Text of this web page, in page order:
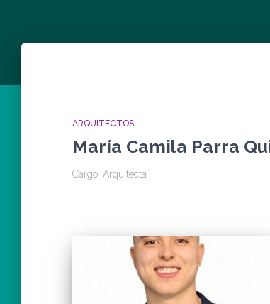
ARQUITECTOS
María Camila Parra
Cargo: Arquitecta